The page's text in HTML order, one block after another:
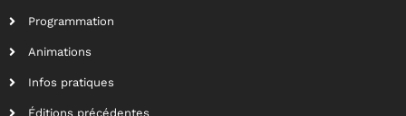
Programmation
Animations
Infos pratiques
Éditions précédentes